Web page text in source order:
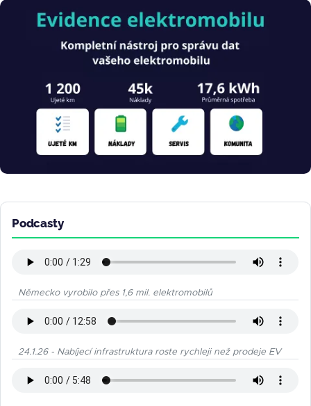
Obrázek
Podcasty
Německo vyrobilo přes 1,6 mil. elektromobilů
24.1.26 - Nabíjecí infrastruktura roste rychleji než prodeje EV